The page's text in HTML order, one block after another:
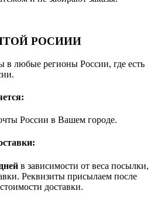
РОСИИИ
в любые регионы России, где есть
России в Вашем городе.
в зависимости от веса посылки,
Реквизиты присылаем после
доставки.